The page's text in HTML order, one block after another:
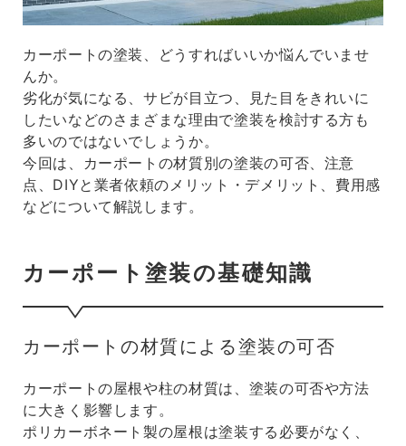
カーポートの塗装、どうすればいいか悩んでいませ
んか。
劣化が気になる、サビが目立つ、見た目をきれいに
したいなどのさまざまな理由で塗装を検討する方も
多いのではないでしょうか。
今回は、カーポートの材質別の塗装の可否、注意
点、DIYと業者依頼のメリット・デメリット、費用感
などについて解説します。
カーポート塗装の基礎知識
カーポートの材質による塗装の可否
カーポートの屋根や柱の材質は、塗装の可否や方法
に大きく影響します。
ポリカーボネート製の屋根は塗装する必要がなく、